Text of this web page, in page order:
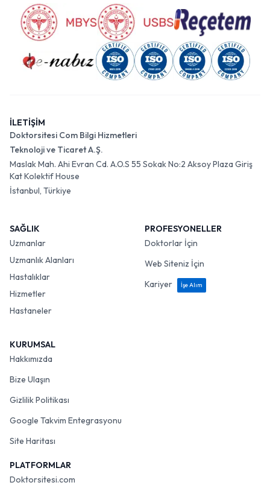
İLETİŞİM
Doktorsitesi Com Bilgi Hizmetleri
Teknoloji ve Ticaret A.Ş.
Maslak Mah. Ahi Evran Cd. A.O.S 55 Sokak No:2 Aksoy Plaza Giriş
Kat Kolektif House
İstanbul, Türkiye
SAĞLIK
Uzmanlar
Uzmanlık Alanları
Hastalıklar
Hizmetler
Hastaneler
PROFESYONELLER
Doktorlar İçin
Web Siteniz İçin
Kariyer
İşe Alım
KURUMSAL
Hakkımızda
Bize Ulaşın
Gizlilik Politikası
Google Takvim Entegrasyonu
Site Haritası
PLATFORMLAR
Doktorsitesi.com